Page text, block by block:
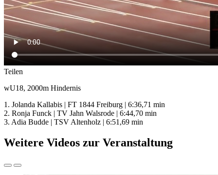
Teilen
wU18, 2000m Hindernis
1. Jolanda Kallabis | FT 1844 Freiburg | 6:36,71 min
2. Ronja Funck | TV Jahn Walsrode | 6:44,70 min
3. Adia Budde | TSV Altenholz | 6:51,69 min
Weitere Videos zur Veranstaltung